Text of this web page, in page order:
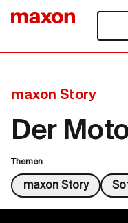
maxon Story
Der
Themen
maxon Story